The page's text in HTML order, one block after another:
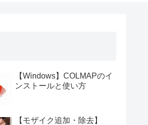
【Windows】COLMAPのイ
ンストールと使い方
【モザイク追加・除去】